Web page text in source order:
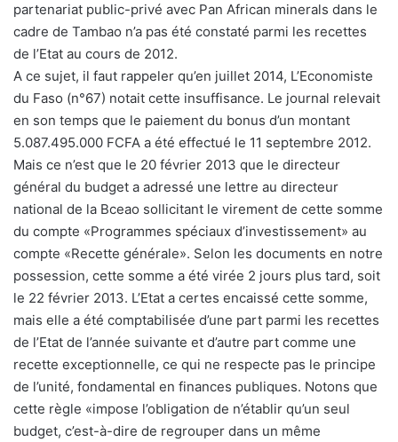
partenariat public-privé avec Pan African minerals dans le
cadre de Tambao n’a pas été constaté parmi les recettes
de l’Etat au cours de 2012.
A ce sujet, il faut rappeler qu’en juillet 2014, L’Economiste
du Faso (n°67) notait cette insuffisance. Le journal relevait
en son temps que le paiement du bonus d’un montant
5.087.495.000 FCFA a été effectué le 11 septembre 2012.
Mais ce n’est que le 20 février 2013 que le directeur
général du budget a adressé une lettre au directeur
national de la Bceao sollicitant le virement de cette somme
du compte «Programmes spéciaux d’investissement» au
compte «Recette générale». Selon les documents en notre
possession, cette somme a été virée 2 jours plus tard, soit
le 22 février 2013. L’Etat a certes encaissé cette somme,
mais elle a été comptabilisée d’une part parmi les recettes
de l’Etat de l’année suivante et d’autre part comme une
recette exceptionnelle, ce qui ne respecte pas le principe
de l’unité, fondamental en finances publiques. Notons que
cette règle «impose l’obligation de n’établir qu’un seul
budget, c’est-à-dire de regrouper dans un même